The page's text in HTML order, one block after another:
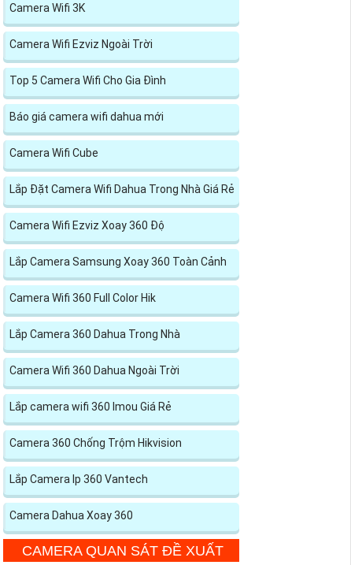
Camera Wifi 3K
Camera Wifi Ezviz Ngoài Trời
Top 5 Camera Wifi Cho Gia Đình
Báo giá camera wifi dahua mới
Camera Wifi Cube
Lắp Đặt Camera Wifi Dahua Trong Nhà Giá Rẻ
Camera Wifi Ezviz Xoay 360 Độ
Lắp Camera Samsung Xoay 360 Toàn Cảnh
Camera Wifi 360 Full Color Hik
Lắp Camera 360 Dahua Trong Nhà
Camera Wifi 360 Dahua Ngoài Trời
Lắp camera wifi 360 Imou Giá Rẻ
Camera 360 Chống Trộm Hikvision
Lắp Camera Ip 360 Vantech
Camera Dahua Xoay 360
CAMERA QUAN SÁT ĐỀ XUẤT